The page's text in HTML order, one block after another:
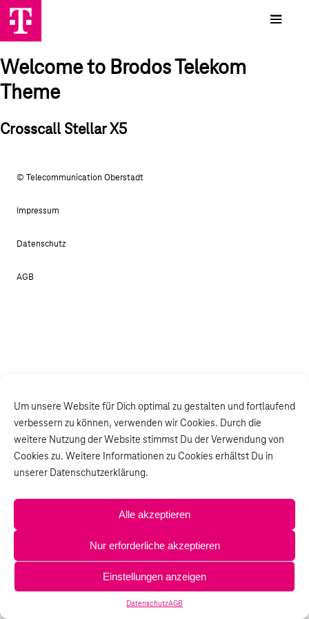
Um unsere Website für Dich optimal zu gestalten und fortlaufend
verbessern zu können, verwenden wir Cookies. Durch die
weitere Nutzung der Website stimmst Du der Verwendung von
Cookies zu. Weitere Informationen zu Cookies erhältst Du in
unserer Datenschutzerklärung.
Alle akzeptieren
Nur erforderliche akzeptieren
Einstellungen anzeigen
DatenschutzAGB
Welcome to Brodos Telekom
Theme
Crosscall Stellar X5
© Telecommunication Oberstadt
Impressum
Datenschutz
AGB